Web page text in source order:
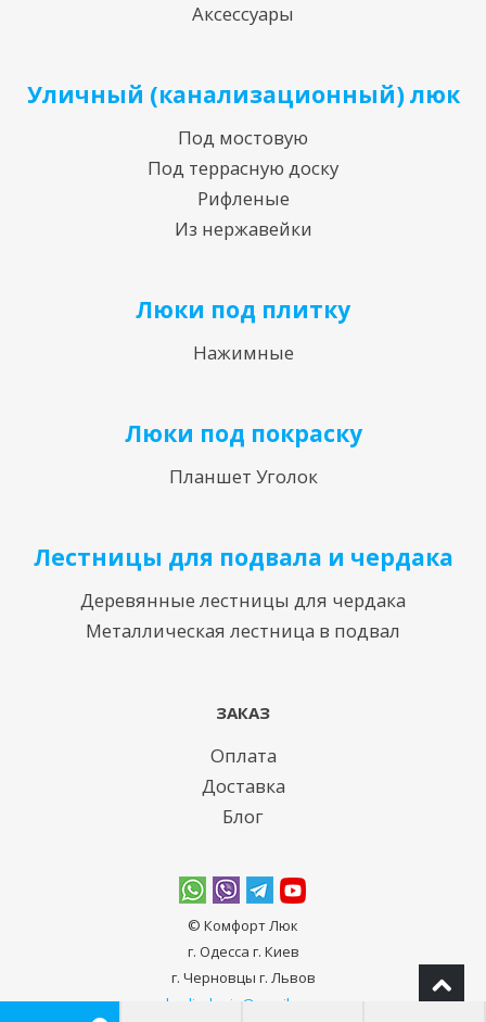
Аксессуары
Уличный (канализационный) люк
Под мостовую
Под террасную доску
Рифленые
Из нержавейки
Люки под плитку
Нажимные
Люки под покраску
Планшет Уголок
Лестницы для подвала и чердака
Деревянные лестницы для чердака
Металлическая лестница в подвал
ЗАКАЗ
Оплата
Доставка
Блог
© Комфорт Люк
г. Одесcа г. Киев
г. Черновцы г. Львов
bodiadeeja@gmail.com